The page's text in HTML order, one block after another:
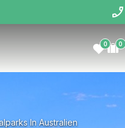
0 0
In Australien